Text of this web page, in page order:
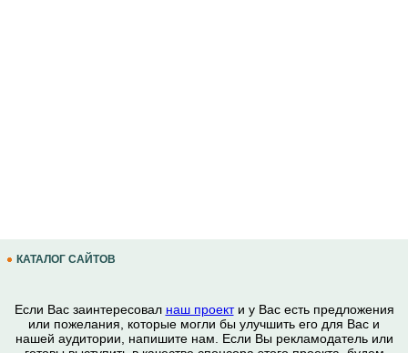
КАТАЛОГ САЙТОВ
Если Вас заинтересовал наш проекти у Вас есть предложения
или пожелания, которые могли бы улучшить его для Вас и
нашей аудитории, напишите нам. Если Вы рекламодатель или